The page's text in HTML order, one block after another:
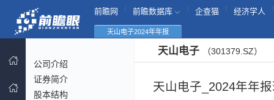
前瞻网 前瞻数据库 企查猫 经济学人
天山电子2024年年报
公司介绍
证券简介
股本结构
天山电子 （301379.SZ）
天山电子_2024年年